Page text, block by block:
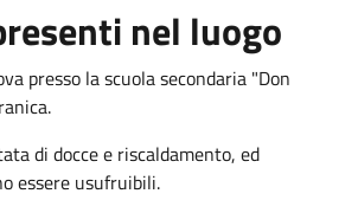
nel luogo
presso la scuola secondaria "Don
di docce e riscaldamento, ed
essere usufruibili.